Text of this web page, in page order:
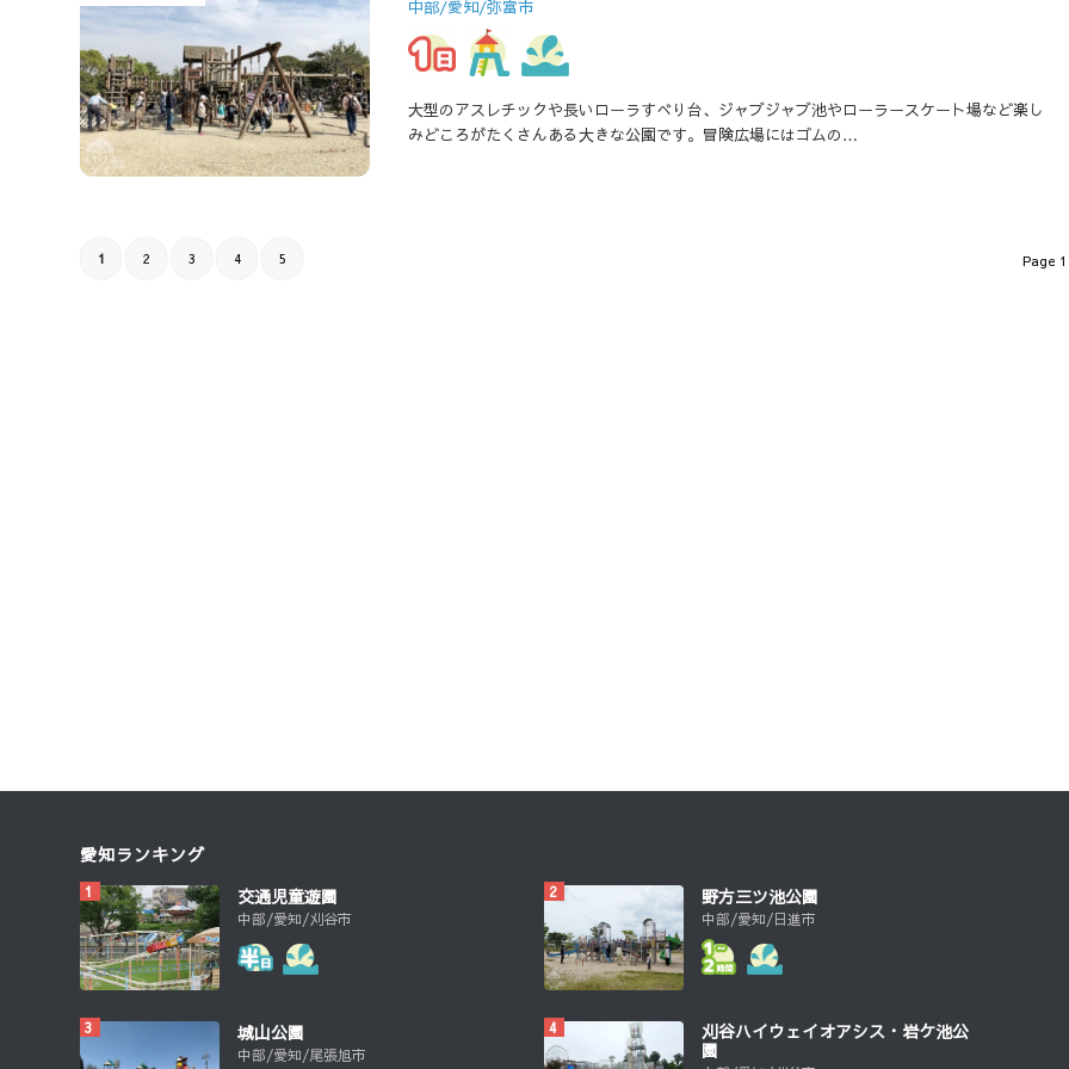
中部/愛知/弥富市
大型のアスレチックや長いローラすべり台、ジャブジャブ池やローラースケート場など楽し
みどころがたくさんある大きな公園です。冒険広場にはゴムの…
Page
1 2 3 4 5
愛知ランキング
交通児童遊園
中部/愛知/刈谷市
野方三ツ池公園
中部/愛知/日進市
城山公園
中部/愛知/尾張旭市
刈谷ハイウェイオアシス・岩ケ池公
園